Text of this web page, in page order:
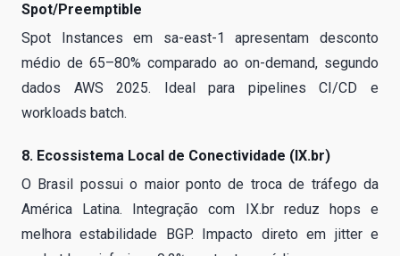
Spot/Preemptible
Spot Instances em sa-east-1 apresentam desconto
médio de 65–80% comparado ao on-demand, segundo
dados AWS 2025. Ideal para pipelines CI/CD e
workloads batch.
8. Ecossistema Local de Conectividade (IX.br)
O Brasil possui o maior ponto de troca de tráfego da
América Latina. Integração com IX.br reduz hops e
melhora estabilidade BGP. Impacto direto em jitter e